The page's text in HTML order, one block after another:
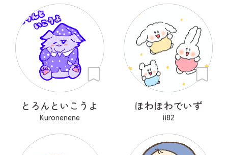
とろんといこうよ
Kuronenene
ほわほわでいず
ii82